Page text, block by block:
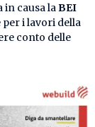
in causa laBEI
per i lavori della
conto delle